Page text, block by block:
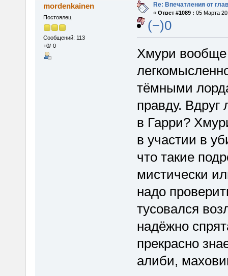
mordenkainen
Постоялец
Сообщений: 113
+0/-0
Re: Впечатления от
« Ответ #1089 : 05 Марта
(−)0
Хмури вообще
тёмными
правду. Вдруг
в Гарри?
в участии в
что такие
мистически
надо
тусовался
надёжно
прекрасно
алиби,